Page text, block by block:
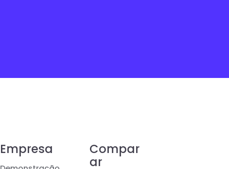
Empresa
Compar
ar